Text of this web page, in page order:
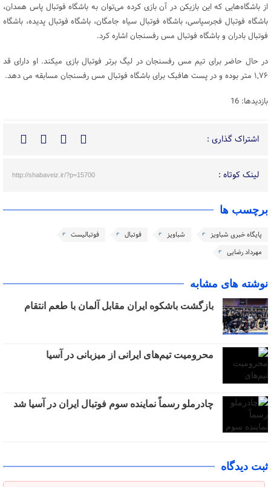
از باشگاه‌هایی که این بازیکن در آن بازی کرده‌ می‌توان به باشگاه فوتبال پاس همدان،
باشگاه فوتبال فجرسپاسی، باشگاه فوتبال سیاه‌ جامگان، باشگاه فوتبال پدیده، باشگاه
فوتبال بادران و باشگاه فوتبال مس رفسنجان اشاره کرد.
در حال حاضر برای تیم مس رفسنجان در لیگ برتر فوتبال بازی میکند. او دارای قد
۱,۷۶ متر بوده و در پست هافبک برای باشگاه فوتبال مس رفسنجان مسابقه می دهد.
بازدیدها: 16
اشتراک گذاری :
لینک کوتاه : http://shabaveiz.ir/?p=15700
برچسب ها
پایگاه خبری شباویز شباویز فوتبال
فوتبالیست
مهرداد رضایی
نوشته های مشابه
بازگشت باشکوه ایران مقابل آلمان با طعم انتقام
محرومیت تیم‌های ایرانی از میزبانی در آسیا
چادرملو رسماً نماینده سوم فوتبال ایران در آسیا شد
ثبت دیدگاه